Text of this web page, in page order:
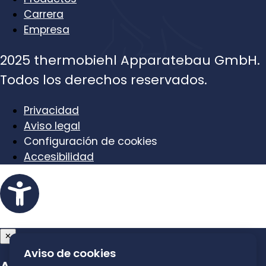
Carrera
Empresa
2025 thermobiehl Apparatebau GmbH.
Todos los derechos reservados.
Privacidad
Aviso legal
Configuración de cookies
Accesibilidad
✕
Aviso de cookies